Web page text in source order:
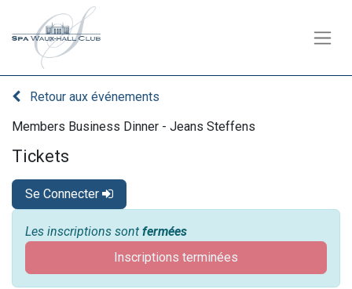
Retour aux événements
Members Business Dinner - Jeans Steffens
Tickets
Se Connecter
Les inscriptions sont fermées
Inscriptions terminées